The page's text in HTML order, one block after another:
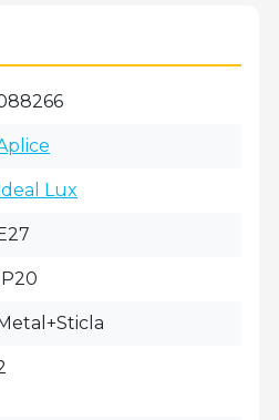
Ideal Lux
E27
IP20
Metal+Sticla